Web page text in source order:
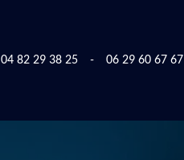
04 82 29 38 25 - 06 29 60 67 67